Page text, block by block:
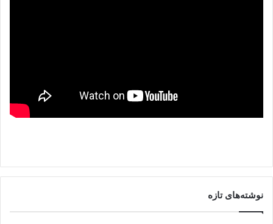
نوشته‌های تازه